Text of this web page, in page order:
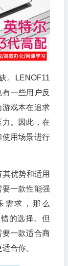
。LENOF11
一些用户反
戏本在追求
。因此，在
用场景进行
优势和适用
一款性能强
需求，那么
的选择。但
一款适合商
合你。